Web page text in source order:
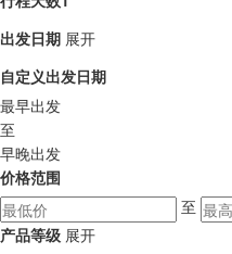
出发日期 展开
自定义出发日期
最早出发
至
早晚出发
价格范围
至
产品等级 展开